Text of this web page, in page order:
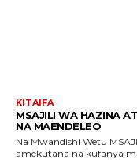
KITAIFA
MSAJILI WA HAZINA
NA MAENDELEO
Na Mwandishi Wetu MSAJILI wa Hazina, Nehemiah Mchechu,
amekutana na kufanya